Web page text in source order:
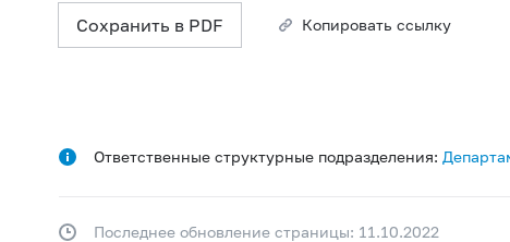
Сохранить в PDF Копировать ссылку
Ответственные структурные подразделения:
Последнее обновление страницы: 11.10.2022